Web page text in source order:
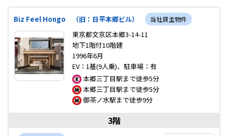
Biz Feel Hongo （旧：日平本郷ビル） 当社貸主物件
東京都文京区本郷3-14-11
地下1階付10階建
1996年6月
EV：1基(9人乗)、駐車場：有
本郷三丁目駅まで徒歩5分
本郷三丁目駅まで徒歩5分
御茶ノ水駅まで徒歩9分
3階